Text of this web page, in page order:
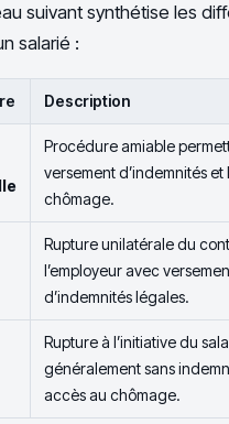
suivant synthétise les
salarié :
Description
Procédure amiable
versement d’indemnités et
chômage.
Rupture unilatérale du
l’employeur avec
d’indemnités légales.
Rupture à l’initiative du
généralement sans
accès au chômage.